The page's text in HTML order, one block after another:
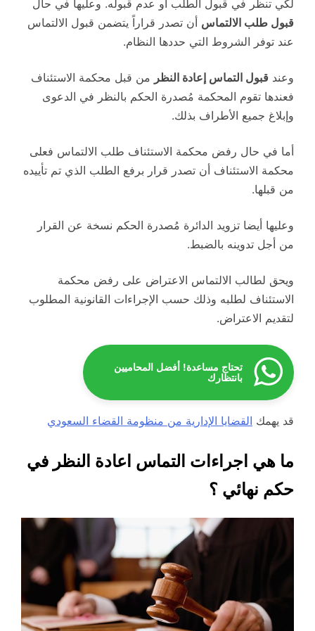
لكي تنظر في قبول الطلب أو عدم قبوله. وعليها في حال
قبول طلب الالتماس أن تصدر قراراً يتضمن قبول الالتماس
عند توفر الشروط التي حددها النظام.
وعند قبول التماس إعادة النظر من قبل محكمة الاستئناف
فعندها تقوم المحكمة مُصدرة الحكم بالنظر في الدعوى
وإبلاغ جميع الأطراف بذلك.
أما في حال رفض محكمة الاستئناف طلب الالتماس فعلى
محكمة الاستئناف أن تصدر قرار برفع الطلب الذي تم تأييده
من قبلها.
وعليها أيضا تزويد الدائرة مُصدرة الحكم نسخة عن القرار
من أجل تدوينه بالضبط.
ويحق لطالب الالتماس الاعتراض على رفض محكمة
الاستئناف لطلبه وذلك حسب الإجراءات القانونية المطلوب
لتقديم الاعتراض.
تحتاج مساعدة! أفضل المحاميين
بانتظارك
قد يهمك القضايا الإدارية من منظومة القضاء السعودي
ما هي اجراءات التماس اعادة النظر في
حكم نهائي ؟